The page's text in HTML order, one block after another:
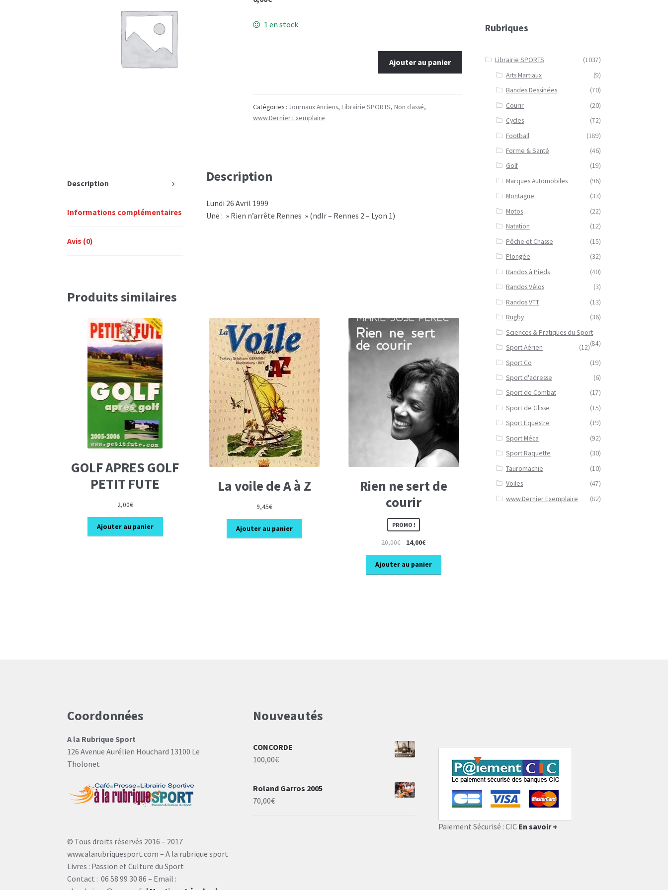
1 en stock
1999
Ajouter au panier
Catégories : Journaux Anciens, Librairie SPORTS, Non classé,
www.Dernier Exemplaire
Description
Informations complémentaires
Avis (0)
Description
Lundi 26 Avril 1999
Une : » Rien n’arrête Rennes » (ndlr – Rennes 2 – Lyon 1)
Produits similaires
GOLF APRES GOLF
PETIT FUTE
2,00€
Ajouter au panier
La voile de A à Z
9,45€
Ajouter au panier
Rien ne sert de
courir
PROMO !
20,00€
Le
initial
était :
14,00€Le
actuel
est :
Ajouter au panier
Rubriques
Librairie SPORTS
(1037)
Arts Martiaux
(9)
Bandes Dessinées
(70)
Courir
(20)
Cycles
(72)
Football
(189)
Forme & Santé
(46)
Golf
(19)
Marques Automobiles
(96)
Montagne
(33)
Motos
(22)
Natation
(12)
Pêche et Chasse
(15)
Plongée
(32)
Randos à Pieds
(40)
Randos Vélos
(3)
Randos VTT
(13)
Rugby
(36)
Sciences & Pratiques du Sport
(84)
Sport Aérien
(12)
Sport Co
(19)
Sport d'adresse
(6)
Sport de Combat
(17)
Sport de Glisse
(15)
Sport Equestre
(19)
Sport Méca
(92)
Sport Raquette
(30)
Tauromachie
(10)
Voiles
(47)
www.Dernier Exemplaire
(82)
Coordonnées
A la Rubrique Sport
126 Avenue Aurélien Houchard 13100 Le
Tholonet
© Tous droits réservés 2016 – 2017
www.alarubriquesport.com – A la rubrique sport
Livres : Passion et Culture du Sport
Contact : 06 58 99 30 86 – Email :
Nouveautés
CONCORDE
100,00€
Roland Garros 2005
70,00€
Paiement Sécurisé : CIC En savoir +